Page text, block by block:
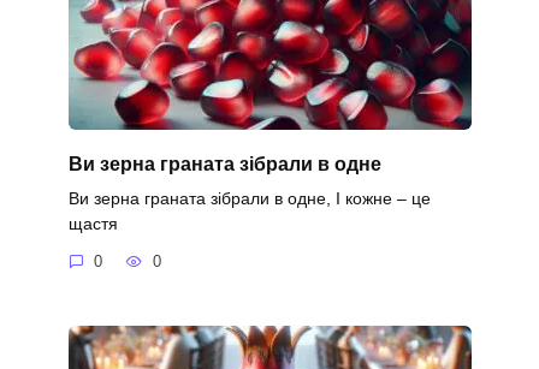
Ви зерна граната зібрали в одне
Ви зерна граната зібрали в одне, І кожне – це
щастя
0 0